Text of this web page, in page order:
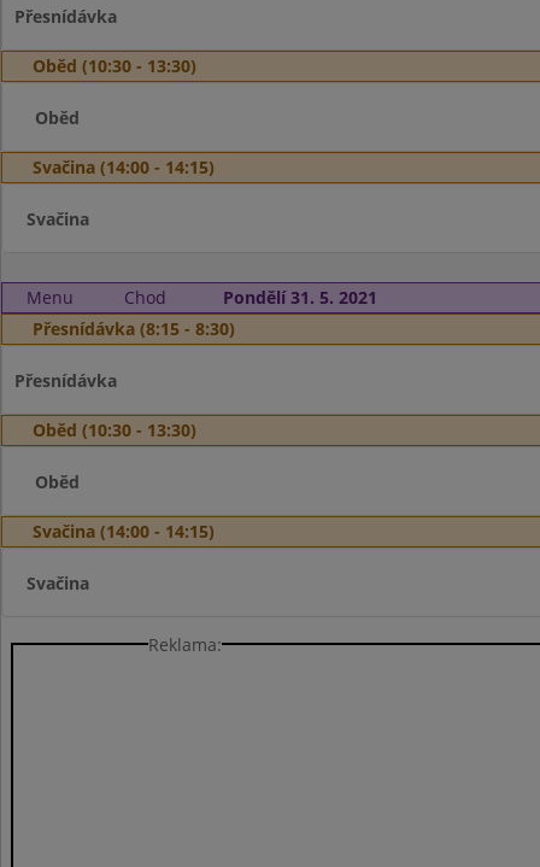
Přesnídávka
Oběd (10:30 - 13:30)
Oběd
Svačina (14:00 - 14:15)
Svačina
Menu Chod
Pondělí 31. 5. 2021
Přesnídávka (8:15 - 8:30)
Přesnídávka
Oběd (10:30 - 13:30)
Oběd
Svačina (14:00 - 14:15)
Svačina
Reklama: